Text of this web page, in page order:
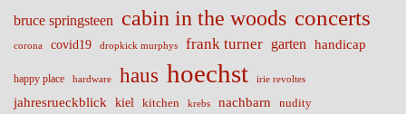
bruce springsteen cabin in the woods concerts
corona covid19 dropkick murphys frank turner garten handicap
happy place hardware haus hoechst irie revoltes
jahresrueckblick kiel kitchen krebs nachbarn nudity